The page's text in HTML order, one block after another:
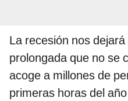
La recesión nos
prolongada que no se
acoge a millones de
primeras horas del